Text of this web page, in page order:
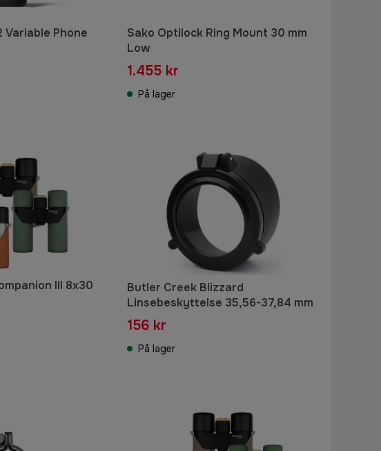
Variable Phone
Sako Optilock Ring Mount 30 mm
Low
1.455 kr
På lager
III 8x30
Butler Creek Blizzard
Linsebeskyttelse 35,56-37,84 mm
156 kr
På lager